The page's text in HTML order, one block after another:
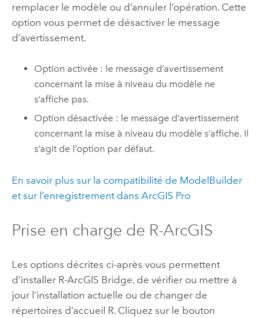
remplacer le modèle ou d’annuler l’opération. Cette
option vous permet de désactiver le message
d’avertissement.
Option activée : le message d’avertissement
concernant la mise à niveau du modèle ne
s’affiche pas.
Option désactivée : le message d’avertissement
concernant la mise à niveau du modèle s’affiche. Il
s’agit de l’option par défaut.
En savoir plus sur la compatibilité de ModelBuilder
et sur l’enregistrement dans ArcGIS Pro
Prise en charge de R-ArcGIS
Les options décrites ci-après vous permettent
d’installer R-ArcGIS Bridge, de vérifier ou mettre à
jour l’installation actuelle ou de changer de
répertoires d’accueil R. Cliquez sur le bouton